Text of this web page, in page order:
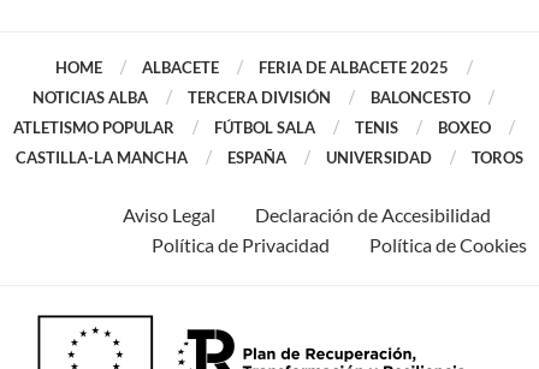
HOME ALBACETE
FERIA DE ALBACETE 2025
NOTICIAS ALBA
TERCERA DIVISIÓN
BALONCESTO
ATLETISMO POPULAR
FÚTBOL SALA TENIS
BOXEO
CASTILLA-LA MANCHA
ESPAÑA UNIVERSIDAD TOROS
Aviso Legal
Declaración de Accesibilidad
Política de Privacidad
Política de Cookies